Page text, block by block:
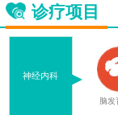
诊疗项目
神经内科
脑发